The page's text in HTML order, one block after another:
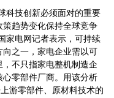
技创新必须面对的重要
趋势变化保持全球竞争
家电网记者表示，可持续
之一，家电企业需以可
不只指家电整机制造企
零部件厂商。用该分析
游零部件、原材料技术的